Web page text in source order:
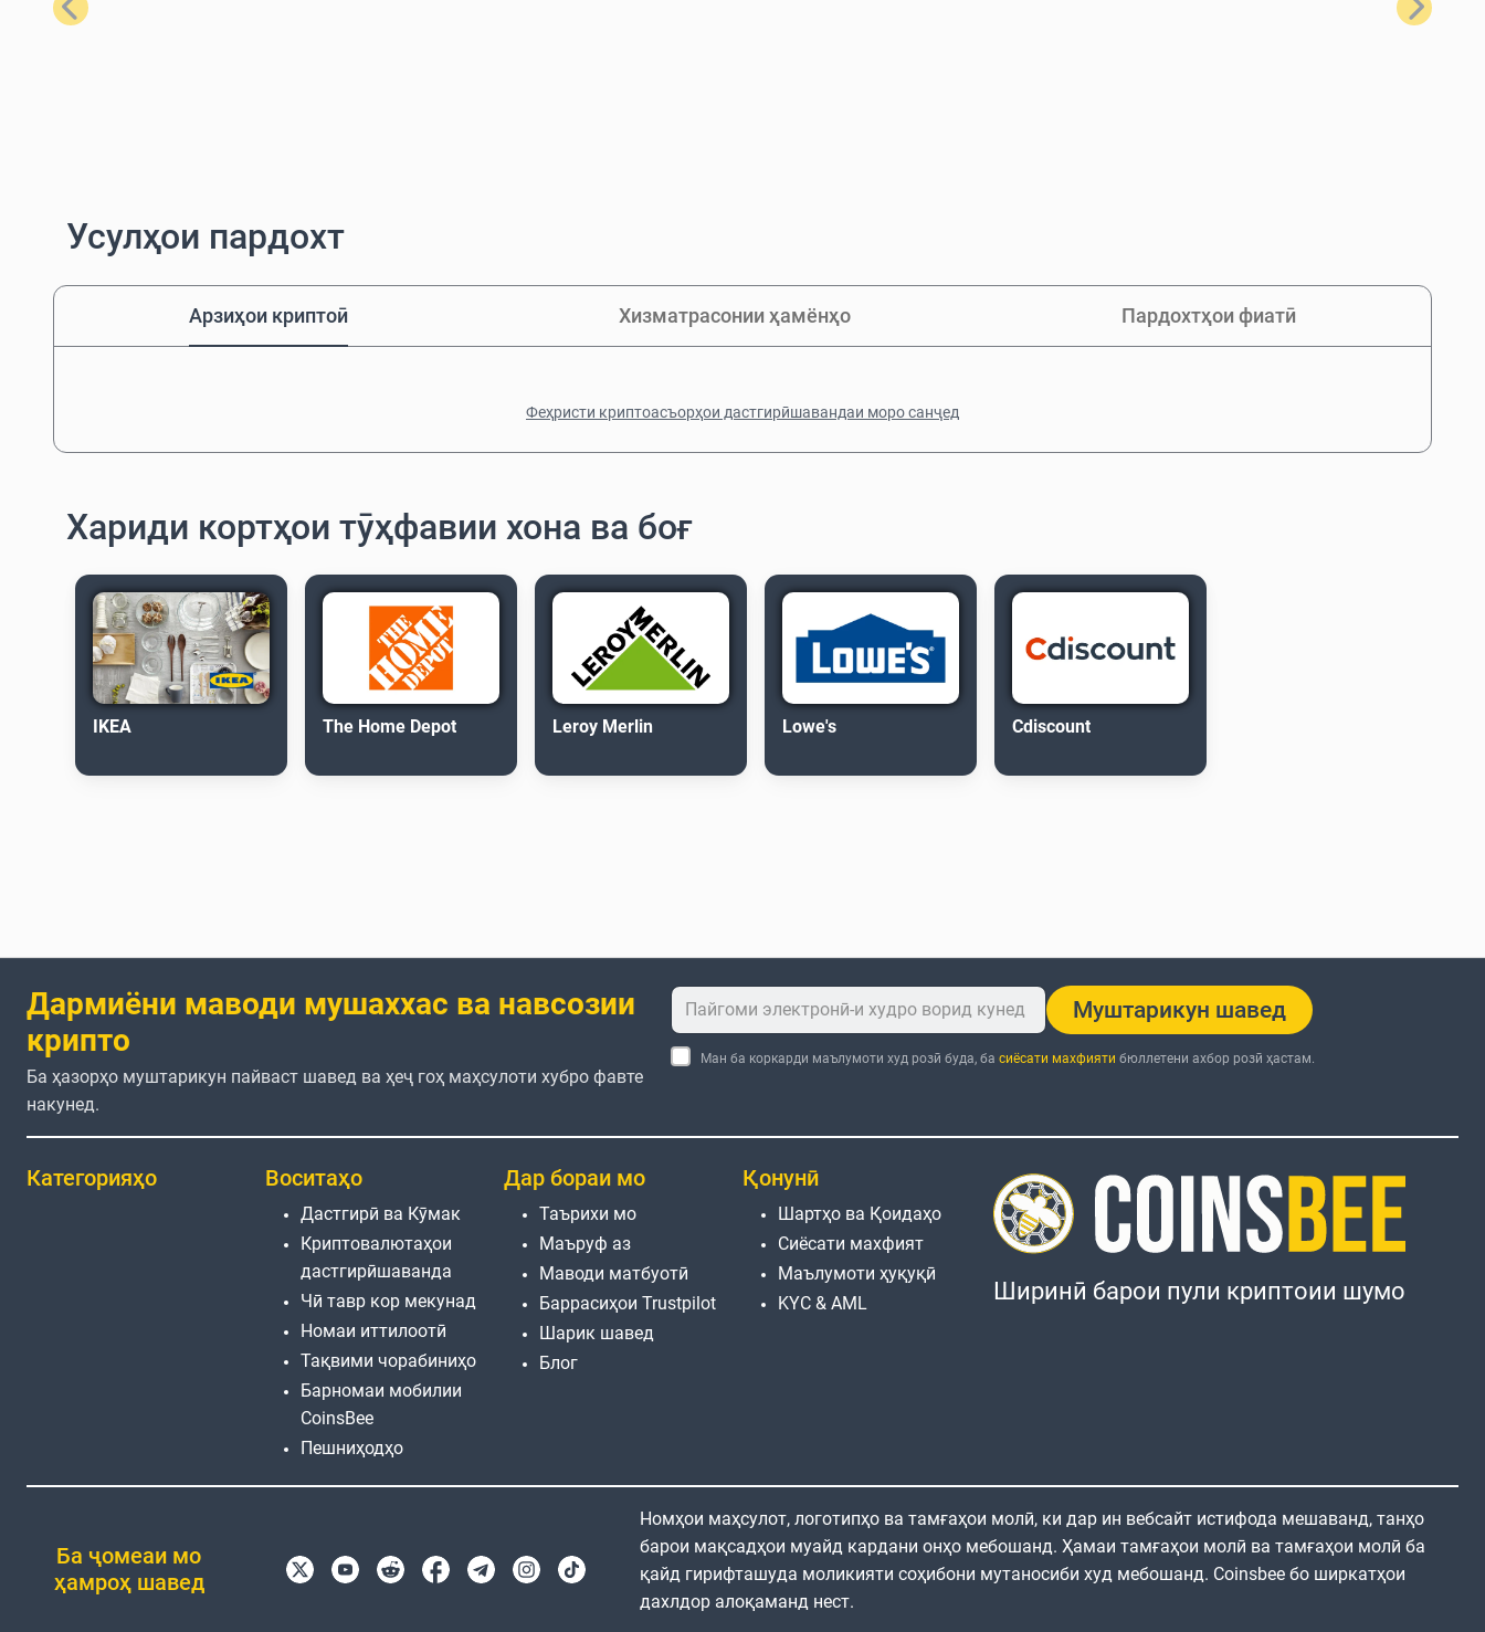
Қаблӣ Баъдӣ
Усулҳои пардохт
Арзиҳои криптоӣ Хизматрасонии ҳамёнҳо Пардохтҳои фиатӣ
Феҳристи криптоасъорҳои дастгирӣшавандаи моро санҷед
Хариди кортҳои тӯҳфавии хона ва боғ
IKEA The Home Depot Leroy Merlin Lowe's Cdiscount
Дармиёни маводи мушаххас ва навсозии
крипто
Ба ҳазорҳо муштарикун пайваст шавед ва ҳеҷ гоҳ маҳсулоти хубро фавте
накунед.
Муштарикун шавед
Ман ба коркарди маълумоти худ розӣ буда, ба сиёсати махфияти бюллетени ахбор розӣ ҳастам.
Категорияҳо Воситаҳо
Дастгирӣ ва Кӯмак
Криптовалютаҳои
дастгирӣшаванда
Чӣ тавр кор мекунад
Номаи иттилоотӣ
Тақвими чорабиниҳо
Барномаи мобилии
CoinsBee
Пешниҳодҳо
Дар бораи мо
Таърихи мо
Маъруф аз
Маводи матбуотӣ
Баррасиҳои Trustpilot
Шарик шавед
Блог
Қонунӣ
Шартҳо ва Қоидаҳо
Сиёсати махфият
Маълумоти ҳуқуқӣ
KYC & AML
Ширинӣ барои пули криптоии шумо
Ба ҷомеаи мо
ҳамроҳ шавед
Номҳои маҳсулот, логотипҳо ва тамғаҳои молӣ, ки дар ин вебсайт истифода мешаванд, танҳо
барои мақсадҳои муайд кардани онҳо мебошанд. Ҳамаи тамғаҳои молӣ ва тамғаҳои молӣ ба
қайд гирифташуда моликияти соҳибони мутаносиби худ мебошанд. Coinsbee бо ширкатҳои
дахлдор алоқаманд нест.